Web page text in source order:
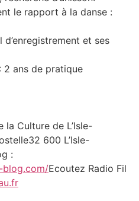
le rapport à la danse :
et ses
2 ans de pratique
Culture de L’Isle-
600 L’Isle-
:
blog.com/Ecoutez Radio Fil